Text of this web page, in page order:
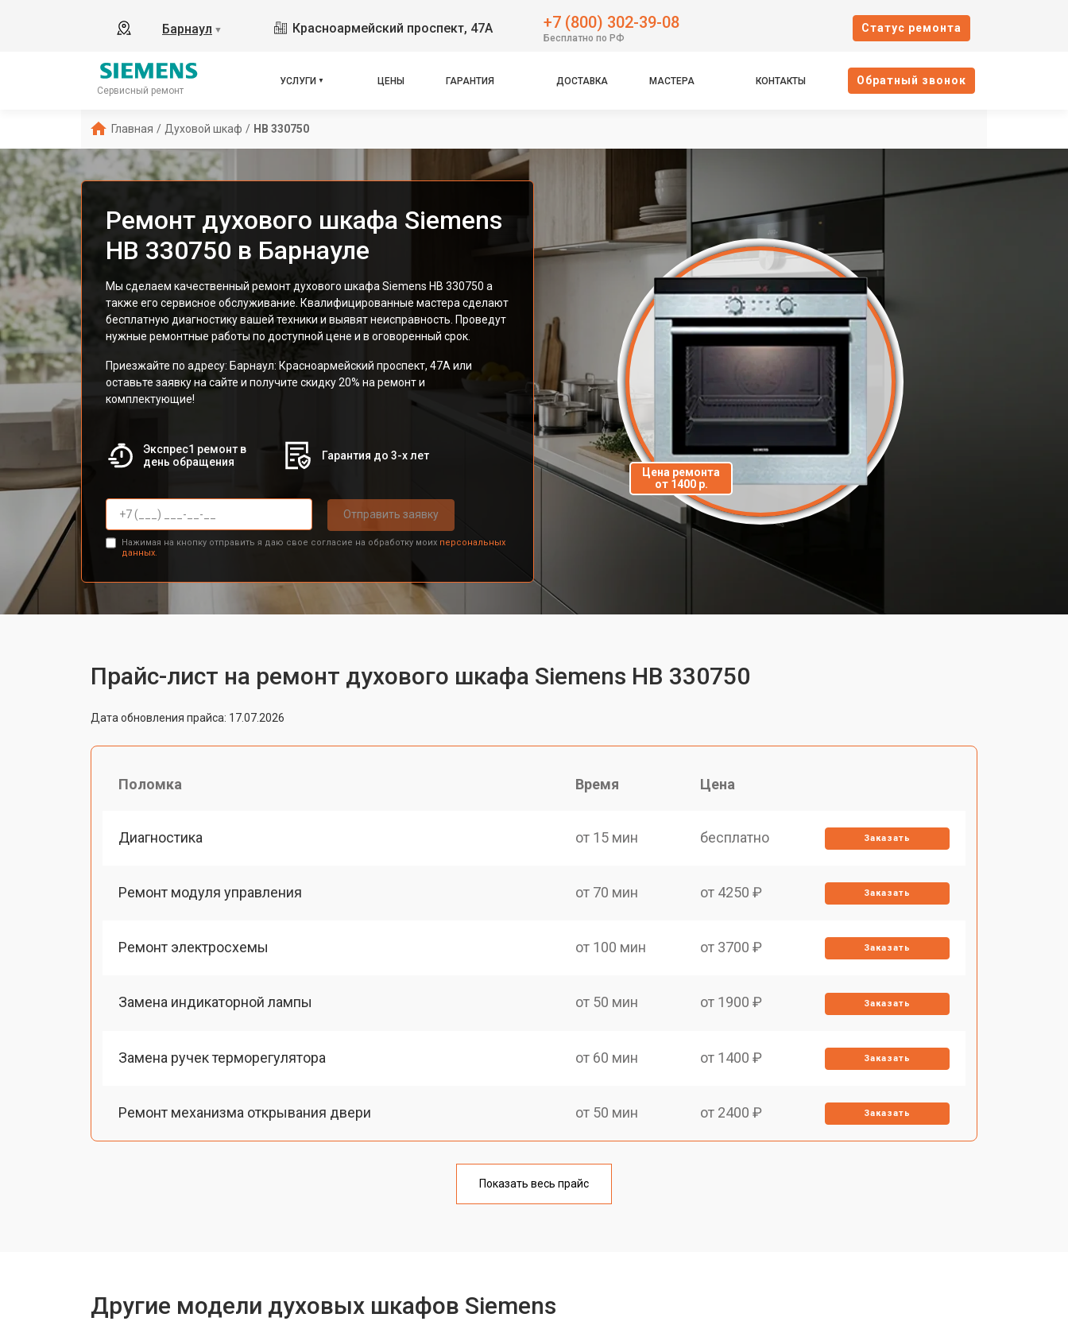
Барнаул ▼ Красноармейский проспект, 47А +7 (800) 302-39-08
Бесплатно по РФ
Cтатус ремонта
Сервисный ремонт
УСЛУГИ ЦЕНЫ ГАРАНТИЯ ДОСТАВКА МАСТЕРА КОНТАКТЫ Oбратный звонок
Главная / Духовой шкаф / HB 330750
Ремонт духового шкафа Siemens
HB 330750 в Барнауле
Мы сделаем качественный ремонт духового шкафа Siemens HB 330750 а
также его сервисное обслуживание. Квалифицированные мастера сделают
бесплатную диагностику вашей техники и выявят неисправность. Проведут
нужные ремонтные работы по доступной цене и в оговоренный срок.
Приезжайте по адресу: Барнаул: Красноармейский проспект, 47А или
оставьте заявку на сайте и получите скидку 20% на ремонт и
комплектующие!
Экспрес1 ремонт в
день обращения
Гарантия до 3-х лет
Отправить заявку
Нажимая на кнопку отправить я даю свое согласие на обработку моих персональных
данных.
Цена ремонта
от 1400 р.
Прайс-лист на ремонт духового шкафа Siemens HB 330750
Дата обновления прайса: 17.07.2026
Поломка Время Цена
Диагностика от 15 мин бесплатно Заказать
Ремонт модуля управления от 70 мин от 4250 ₽ Заказать
Ремонт электросхемы от 100 мин от 3700 ₽ Заказать
Замена индикаторной лампы от 50 мин от 1900 ₽ Заказать
Замена ручек терморегулятора от 60 мин от 1400 ₽ Заказать
Ремонт механизма открывания двери от 50 мин от 2400 ₽ Заказать
от 90 мин
Показать весь прайс
Другие модели духовых шкафов Siemens